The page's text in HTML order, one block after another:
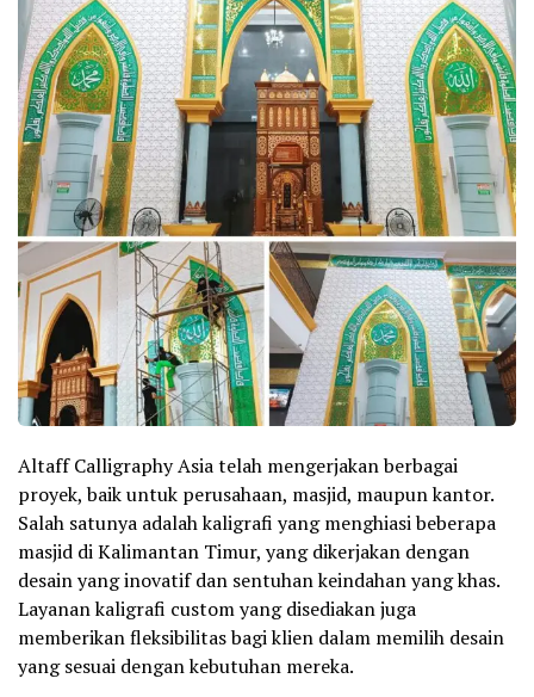
Altaff Calligraphy Asia telah mengerjakan berbagai
proyek, baik untuk perusahaan, masjid, maupun kantor.
Salah satunya adalah kaligrafi yang menghiasi beberapa
masjid di Kalimantan Timur, yang dikerjakan dengan
desain yang inovatif dan sentuhan keindahan yang khas.
Layanan kaligrafi custom yang disediakan juga
memberikan fleksibilitas bagi klien dalam memilih desain
yang sesuai dengan kebutuhan mereka.